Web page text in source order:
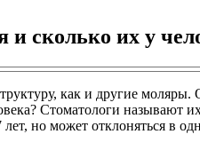
и сколько их у
как и другие
Стоматологи
но может отклоняться в